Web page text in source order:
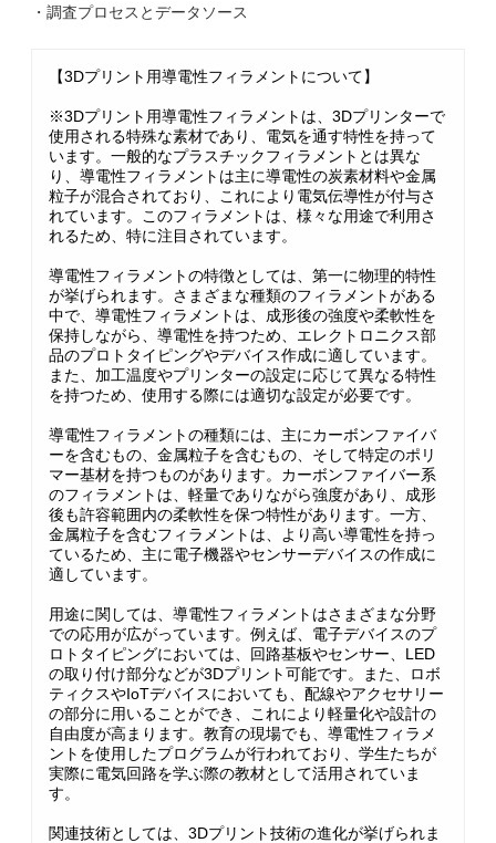
・調査プロセスとデータソース
【3Dプリント用導電性フィラメントについて】
※3Dプリント用導電性フィラメントは、3Dプリンターで
使用される特殊な素材であり、電気を通す特性を持って
います。一般的なプラスチックフィラメントとは異な
り、導電性フィラメントは主に導電性の炭素材料や金属
粒子が混合されており、これにより電気伝導性が付与さ
れています。このフィラメントは、様々な用途で利用さ
れるため、特に注目されています。
導電性フィラメントの特徴としては、第一に物理的特性
が挙げられます。さまざまな種類のフィラメントがある
中で、導電性フィラメントは、成形後の強度や柔軟性を
保持しながら、導電性を持つため、エレクトロニクス部
品のプロトタイピングやデバイス作成に適しています。
また、加工温度やプリンターの設定に応じて異なる特性
を持つため、使用する際には適切な設定が必要です。
導電性フィラメントの種類には、主にカーボンファイバ
ーを含むもの、金属粒子を含むもの、そして特定のポリ
マー基材を持つものがあります。カーボンファイバー系
のフィラメントは、軽量でありながら強度があり、成形
後も許容範囲内の柔軟性を保つ特性があります。一方、
金属粒子を含むフィラメントは、より高い導電性を持っ
ているため、主に電子機器やセンサーデバイスの作成に
適しています。
用途に関しては、導電性フィラメントはさまざまな分野
での応用が広がっています。例えば、電子デバイスのプ
ロトタイピングにおいては、回路基板やセンサー、LED
の取り付け部分などが3Dプリント可能です。また、ロボ
ティクスやIoTデバイスにおいても、配線やアクセサリー
の部分に用いることができ、これにより軽量化や設計の
自由度が高まります。教育の現場でも、導電性フィラメ
ントを使用したプログラムが行われており、学生たちが
実際に電気回路を学ぶ際の教材として活用されていま
す。
関連技術としては、3Dプリント技術の進化が挙げられま